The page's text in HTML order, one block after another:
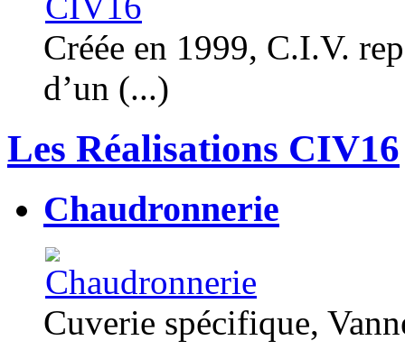
Créée en 1999, C.I.V.
d’un (...)
Les Réalisations CIV16
Chaudronnerie
Cuverie spécifique,